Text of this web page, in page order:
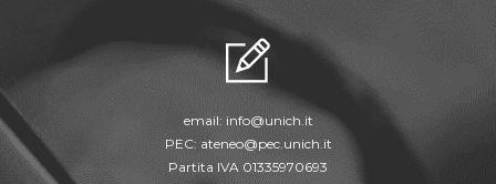
email: info@unich.it
PEC: ateneo@pec.unich.it
Partita IVA 01335970693